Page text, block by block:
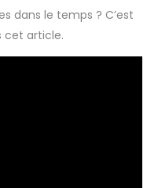
dans le temps ? C’est
cet article.